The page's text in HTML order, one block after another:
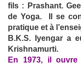
fils : Prashant.
de Yoga. Il se
pratique et à
B.K.S. Iyengar a
Krishnamurti.
En 1973, il